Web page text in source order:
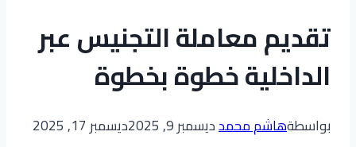
تقديم معاملة التجنيس عبر
الداخلية خطوة بخطوة
بواسطةهاشم محمدديسمبر 9, 2025
ديسمبر 17, 2025